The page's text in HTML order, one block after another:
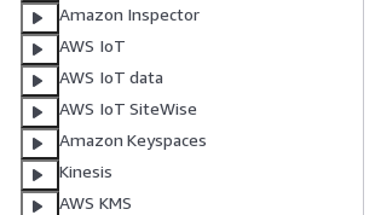
Amazon Inspector
AWS IoT
AWS IoT data
AWS IoT SiteWise
Amazon Keyspaces
Kinesis
AWS KMS